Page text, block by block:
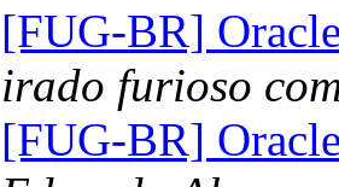
[FUG-BR]
irado furioso
[FUG-BR]